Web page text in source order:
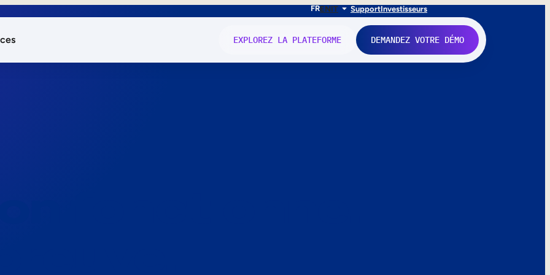
FRENIT SupportInvestisseurs
EXPLOREZ LA PLATEFORME DEMANDEZ VOTRE DÉMO